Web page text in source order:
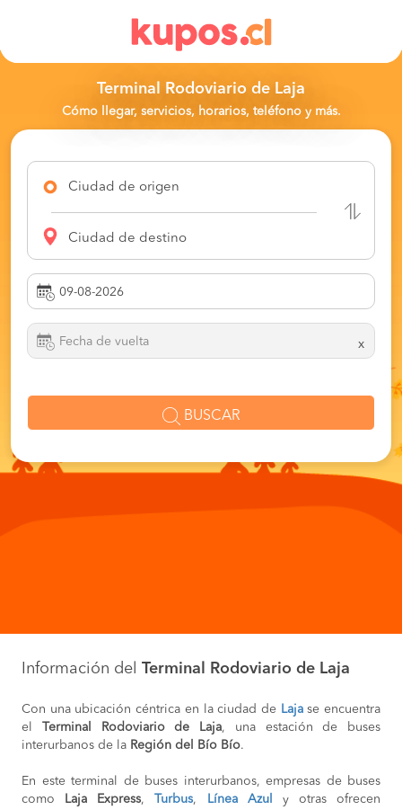
Terminal Rodoviario de Laja
Cómo llegar, servicios, horarios, teléfono y más.
Ciudad de origen
Ciudad de destino
x
BUSCAR
Información del Terminal Rodoviario de Laja
Con una ubicación céntrica en la ciudad de Laja se encuentra
el
Terminal Rodoviario de Laja, una estación de buses
interurbanos de la Región del Bío Bío.
En este terminal de buses interurbanos, empresas de buses
como
Laja Express, Turbus, Línea Azul
y otras ofrecen